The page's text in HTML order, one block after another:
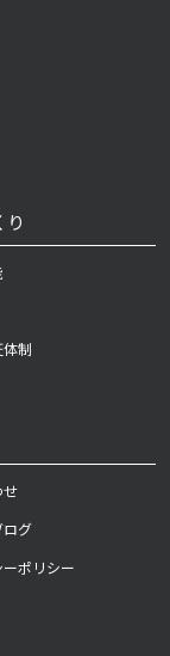
体制
せ
ログ
ーポリシー